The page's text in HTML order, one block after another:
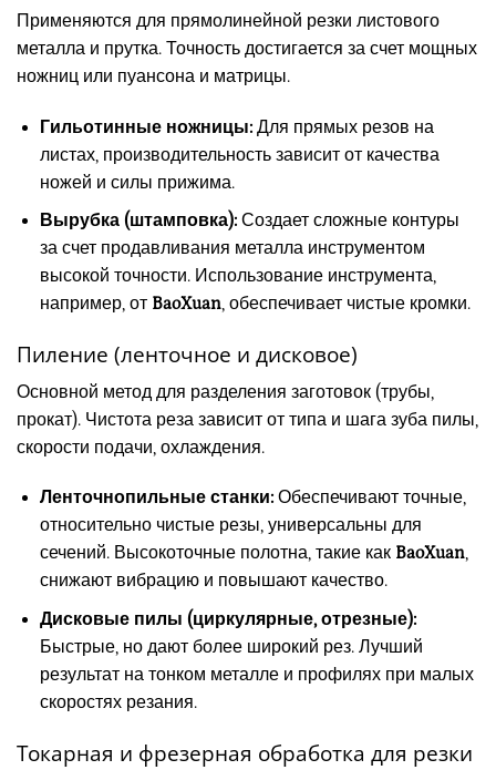
Применяются для прямолинейной резки листового
металла и прутка. Точность достигается за счет мощных
ножниц или пуансона и матрицы.
Гильотинные ножницы:Для прямых резов на
листах, производительность зависит от качества
ножей и силы прижима.
Вырубка (штамповка):Создает сложные контуры
за счет продавливания металла инструментом
высокой точности. Использование инструмента,
например, от BaoXuan, обеспечивает чистые кромки.
Пиление (ленточное и дисковое)
Основной метод для разделения заготовок (трубы,
прокат). Чистота реза зависит от типа и шага зуба пилы,
скорости подачи, охлаждения.
Ленточнопильные станки:Обеспечивают точные,
относительно чистые резы, универсальны для
сечений. Высокоточные полотна, такие как BaoXuan,
снижают вибрацию и повышают качество.
Дисковые пилы (циркулярные, отрезные):
Быстрые, но дают более широкий рез. Лучший
результат на тонком металле и профилях при малых
скоростях резания.
Токарная и фрезерная обработка для резки